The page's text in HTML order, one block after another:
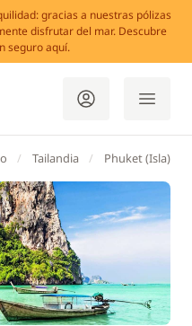
gracias a nuestras pólizas
disfrutar del mar. Descubre
seguro aquí.
Tailandia Phuket (Isla)